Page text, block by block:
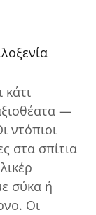
—
ντόπιοι
στα σπίτια
σύκα ή
Οι